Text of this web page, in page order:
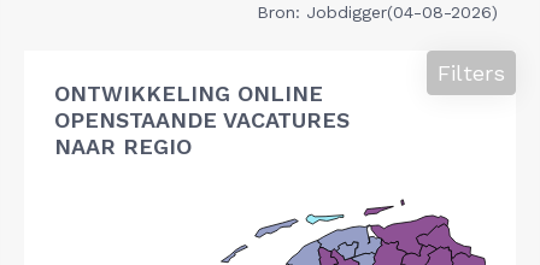
Bron: Jobdigger(04-08-2026)
ONTWIKKELING ONLINE
OPENSTAANDE VACATURES
NAAR REGIO
Filters